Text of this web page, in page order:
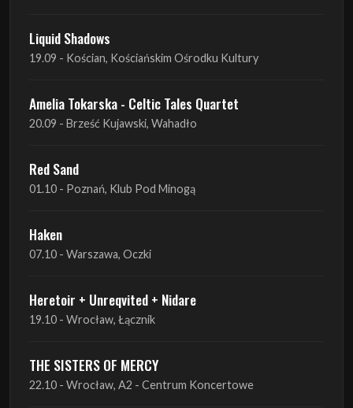
Liquid Shadows
19.09 - Kościan, Kościańskim Ośrodku Kultury
Amelia Tokarska - Celtic Tales Quartet
20.09 - Brześć Kujawski, Wahadło
Red Sand
01.10 - Poznań, Klub Pod Minogą
Haken
07.10 - Warszawa, Oczki
Heretoir + Unreqvited + Nidare
19.10 - Wrocław, Łącznik
THE SISTERS OF MERCY
22.10 - Wrocław, A2 - Centrum Koncertowe